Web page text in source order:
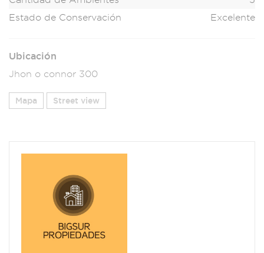
Estado de Conservación
Excelente
Ubicación
Jhon o connor 300
Mapa Street view